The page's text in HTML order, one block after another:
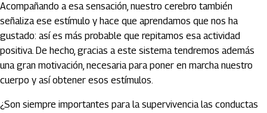
Acompañando a esa sensación, nuestro cerebro también
señaliza ese estímulo y hace que aprendamos que nos ha
gustado: así es más probable que repitamos esa actividad
positiva. De hecho, gracias a este sistema tendremos además
una gran motivación, necesaria para poner en marcha nuestro
cuerpo y así obtener esos estímulos.
¿Son siempre importantes para la supervivencia las conductas